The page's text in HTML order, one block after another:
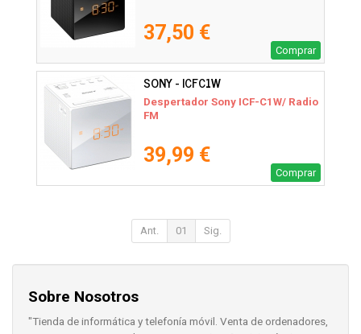
37,50 €
Comprar
SONY - ICFC1W
Despertador Sony ICF-C1W/ Radio
FM
39,99 €
Comprar
Ant. 01 Sig.
Sobre Nosotros
"Tienda de informática y telefonía móvil. Venta de ordenadores,